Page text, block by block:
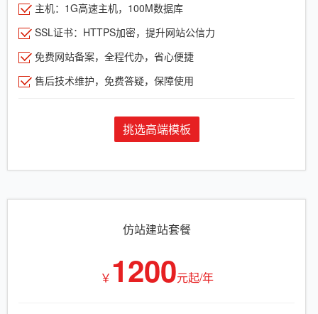
主机：1G高速主机，100M数据库
SSL证书：HTTPS加密，提升网站公信力
免费网站备案，全程代办，省心便捷
售后技术维护，免费答疑，保障使用
挑选高端模板
仿站建站套餐
￥ 1200元起/年